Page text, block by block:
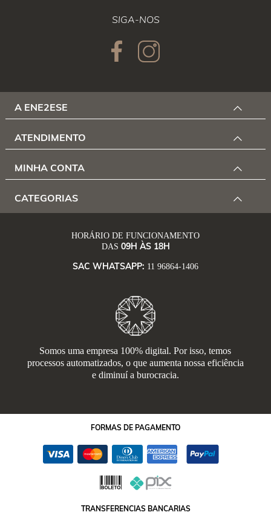
SIGA-NOS
A ENE2ESE
ATENDIMENTO
MINHA CONTA
CATEGORIAS
HORÁRIO DE FUNCIONAMENTO
DAS 09H ÀS 18H
SAC WHATSAPP: 11 96864-1406
Somos uma empresa 100% digital. Por isso, temos
processos automatizados, o que aumenta nossa eficiência
e diminuí a burocracia.
FORMAS DE PAGAMENTO
TRANSFERENCIAS BANCARIAS